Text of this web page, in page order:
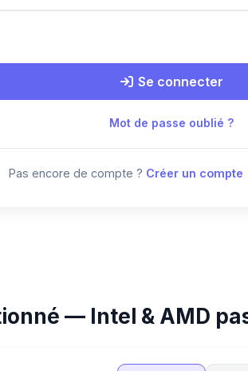
Se connecter
Mot de passe oublié ?
Pas encore de compte ? Créer un compte
— Intel & AMD